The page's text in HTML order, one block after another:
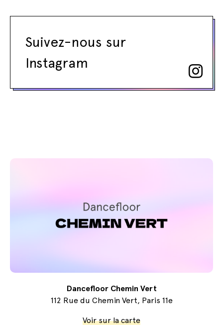
Suivez-nous sur
Instagram
Dancefloor Chemin Vert
112 Rue du Chemin Vert, Paris 11e
Voir sur la carte